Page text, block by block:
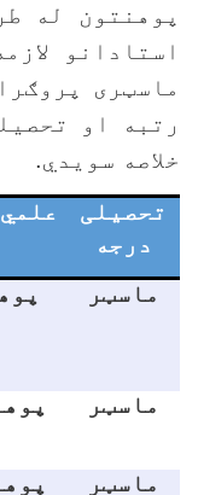
له
او تحصیلي
سویدي.
تحصيلی
درجه
علمي
ماسټر
ماسټر
ماسټر